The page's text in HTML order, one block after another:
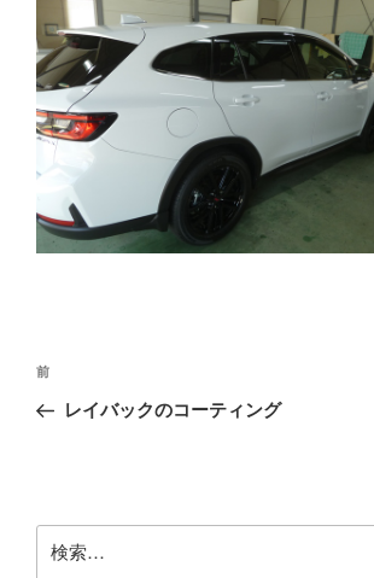
投
ナ
ー
シ
前
の
前
レイバックのコーティング
索: